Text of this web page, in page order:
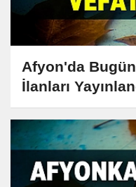
Afyon'da
İlanları